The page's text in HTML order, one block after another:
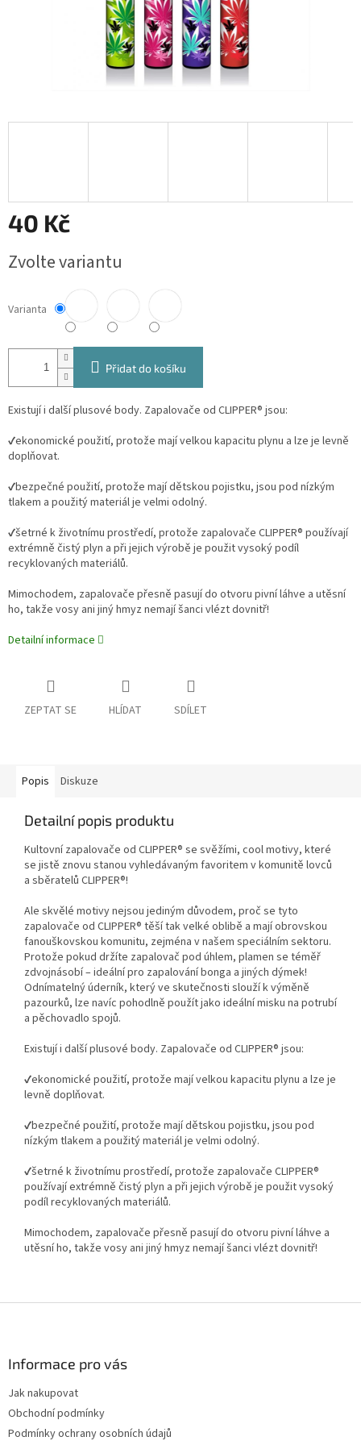
40 Kč
cena:
Zvolte variantu
Varianta
Přidat do košíku
Existují i ​​další plusové body. Zapalovače od CLIPPER® jsou:
✔️ekonomické použití, protože mají velkou kapacitu plynu a lze je levně
doplňovat.
✔️bezpečné použití, protože mají dětskou pojistku, jsou pod nízkým
tlakem a použitý materiál je velmi odolný.
✔️šetrné k životnímu prostředí, protože zapalovače CLIPPER® používají
extrémně čistý plyn a při jejich výrobě je použit vysoký podíl
recyklovaných materiálů.
Mimochodem, zapalovače přesně pasují do otvoru pivní láhve a utěsní
ho, takže vosy ani jiný hmyz nemají šanci vlézt dovnitř!
Detailní informace
ZEPTAT SE HLÍDAT SDÍLET
Popis Diskuze
Detailní popis produktu
Kultovní zapalovače od CLIPPER® se svěžími, cool motivy, které
se jistě znovu stanou vyhledávaným favoritem v komunitě lovců
a sběratelů CLIPPER®!
Ale skvělé motivy nejsou jediným důvodem, proč se tyto
zapalovače od CLIPPER® těší tak velké oblibě a mají obrovskou
fanouškovskou komunitu, zejména v našem speciálním sektoru.
Protože pokud držíte zapalovač pod úhlem, plamen se téměř
zdvojnásobí – ideální pro zapalování bonga a jiných dýmek!
Odnímatelný úderník, který ve skutečnosti slouží k výměně
pazourků, lze navíc pohodlně použít jako ideální misku na potrubí
a pěchovadlo spojů.
Existují i ​​další plusové body. Zapalovače od CLIPPER® jsou:
✔️ekonomické použití, protože mají velkou kapacitu plynu a lze je
levně doplňovat.
✔️bezpečné použití, protože mají dětskou pojistku, jsou pod
nízkým tlakem a použitý materiál je velmi odolný.
✔️šetrné k životnímu prostředí, protože zapalovače CLIPPER®
používají extrémně čistý plyn a při jejich výrobě je použit vysoký
podíl recyklovaných materiálů.
Mimochodem, zapalovače přesně pasují do otvoru pivní láhve a
utěsní ho, takže vosy ani jiný hmyz nemají šanci vlézt dovnitř!
Informace pro vás
Jak nakupovat
Obchodní podmínky
Podmínky ochrany osobních údajů